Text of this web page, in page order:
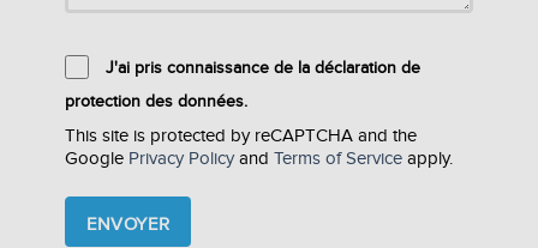
J'ai pris connaissance de la déclaration de
protection des données.
This site is protected by reCAPTCHA and the
Google Privacy Policy and Terms of Service apply.
leave
this
field